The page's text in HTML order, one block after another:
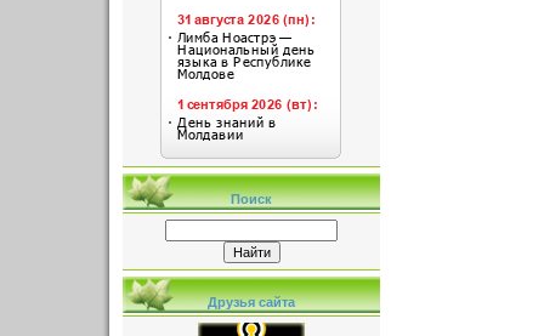
Поиск
Друзья сайта